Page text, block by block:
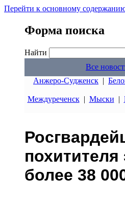
Перейти к основному
Форма поиска
Найти
Все
Анжеро-Судженск |
Междуреченск| Мыски |
более 38